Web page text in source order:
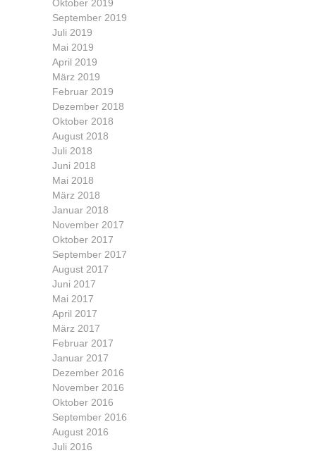
Oktober 2019
September 2019
Juli 2019
Mai 2019
April 2019
März 2019
Februar 2019
Dezember 2018
Oktober 2018
August 2018
Juli 2018
Juni 2018
Mai 2018
März 2018
Januar 2018
November 2017
Oktober 2017
September 2017
August 2017
Juni 2017
Mai 2017
April 2017
März 2017
Februar 2017
Januar 2017
Dezember 2016
November 2016
Oktober 2016
September 2016
August 2016
Juli 2016